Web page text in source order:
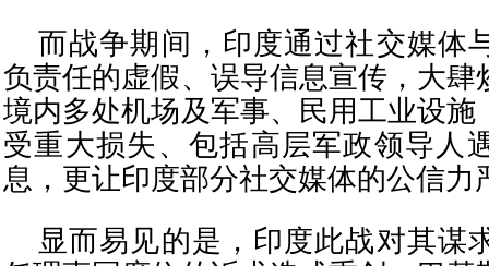
而战争期间，印度通过社交媒体
负责任的虚假、误导信息宣传，大肆
境内多处机场及军事、民用工业设施
受重大损失、包括高层军政领导人
息，更让印度部分社交媒体的公信力
显而易见的是，印度此战对其谋